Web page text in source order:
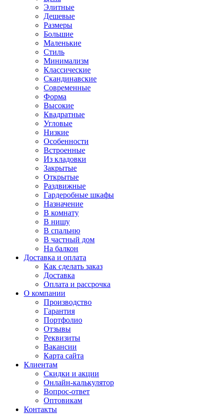
Элитные
Дешевые
Размеры
Большие
Маленькие
Стиль
Минимализм
Классические
Скандинавские
Современные
Форма
Высокие
Квадратные
Угловые
Низкие
Особенности
Встроенные
Из кладовки
Закрытые
Открытые
Раздвижные
Гардеробные шкафы
Назначение
В комнату
В нишу
В спальню
В частный дом
На балкон
Доставка и оплата
Как сделать заказ
Доставка
Оплата и рассрочка
О компании
Производство
Гарантия
Портфолио
Отзывы
Реквизиты
Вакансии
Карта сайта
Клиентам
Скидки и акции
Онлайн-калькулятор
Вопрос-ответ
Оптовикам
Контакты